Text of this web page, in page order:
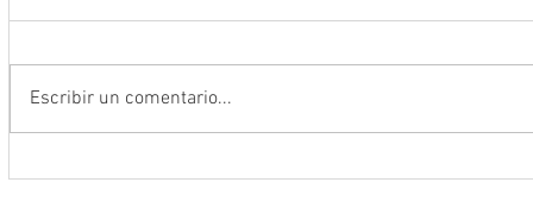
Escribir un comentario...